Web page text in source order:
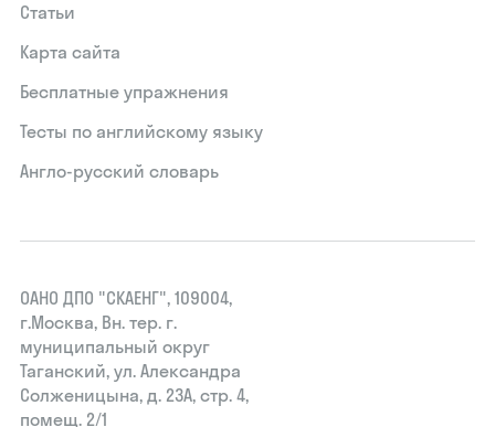
Статьи
Карта сайта
Бесплатные упражнения
Тесты по английскому языку
Англо-русский словарь
ОАНО ДПО "СКАЕНГ", 109004,
г.Москва, Вн. тер. г.
муниципальный округ
Таганский, ул. Александра
Солженицына, д. 23А, стр. 4,
помещ. 2/1